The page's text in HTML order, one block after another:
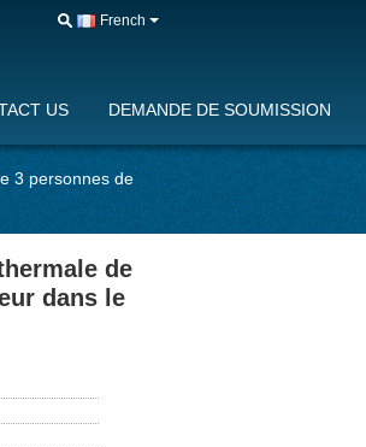
French
US DEMANDE DE SOUMISSION
3 personnes de
de
dans le